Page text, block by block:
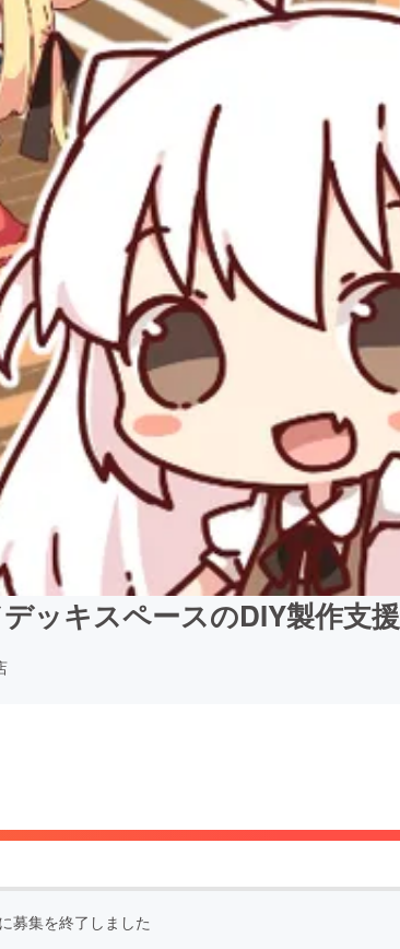
ッキスペースのDIY製作支援
に募集を終了しました